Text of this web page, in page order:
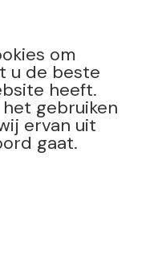
om
u de beste
heeft.
gebruiken
ervan uit
gaat.
Mevrouw Groen